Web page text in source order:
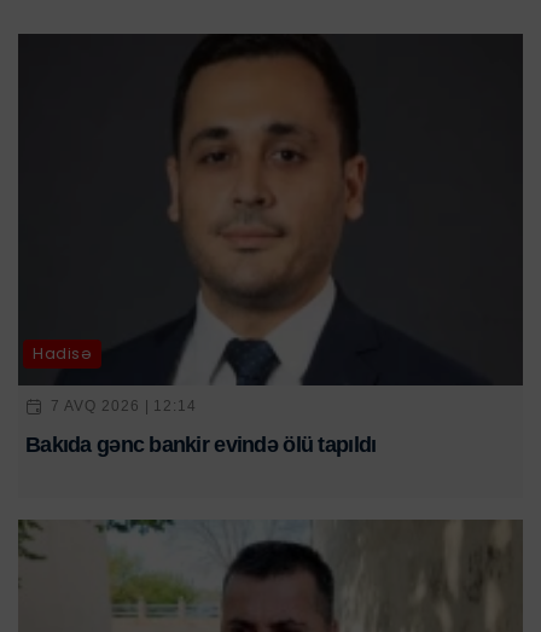
Hadisə
7 AVQ 2026 | 12:14
Bakıda gənc bankir evində ölü tapıldı